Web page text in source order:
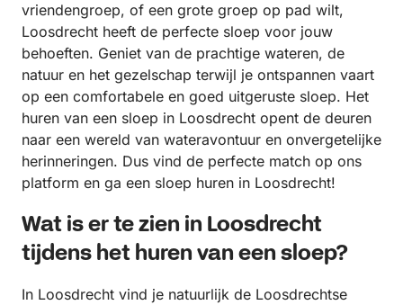
vriendengroep, of een grote groep op pad wilt,
Loosdrecht heeft de perfecte sloep voor jouw
behoeften. Geniet van de prachtige wateren, de
natuur en het gezelschap terwijl je ontspannen vaart
op een comfortabele en goed uitgeruste sloep. Het
huren van een sloep in Loosdrecht opent de deuren
naar een wereld van wateravontuur en onvergetelijke
herinneringen. Dus vind de perfecte match op ons
platform en ga een sloep huren in Loosdrecht!
Wat is er te zien in Loosdrecht
tijdens het huren van een sloep?
In Loosdrecht vind je natuurlijk de Loosdrechtse